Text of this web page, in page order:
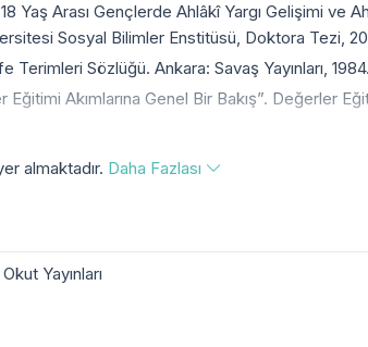
Yaş Arası Gençlerde Ahlâkî Yargı Gelişimi ve
Sosyal Bilimler Enstitüsü, Doktora Tezi,
Terimleri Sözlüğü. Ankara: Savaş Yayınları, 1984.
Akımlarına Genel Bir Bakış”. Değerler
almaktadır. Daha Fazlası
Yayınları